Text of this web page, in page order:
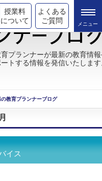
授業料
について
よくある
ご質問
プランナーが最新の教育情
トする情報を発信いたしま
の教育プランナーブログ
イス